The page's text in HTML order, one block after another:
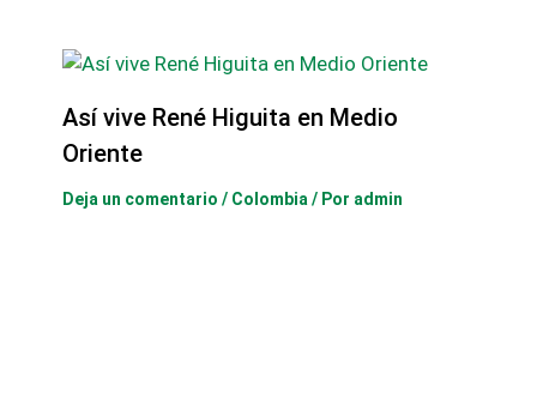
Así vive René Higuita en Medio
Oriente
Deja un comentario / Colombia/ Por admin